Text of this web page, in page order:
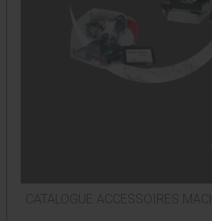
CATALOGUE ACCESSOIRES